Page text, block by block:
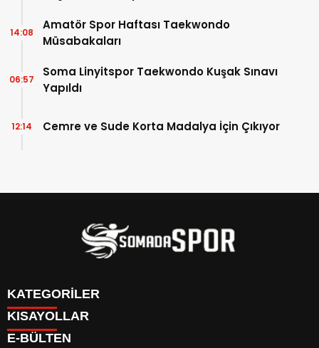
Amatör Spor Haftası Taekwondo
Müsabakaları
14:08
Soma Linyitspor Taekwondo Kuşak Sınavı
Yapıldı
06:57
Cemre ve Sude Korta Madalya İçin Çıkıyor
12:14
KATEGORİLER
İletişim
İstatistikler & Puan Durumu & Fikstür
KISAYOLLAR
E-BÜLTEN